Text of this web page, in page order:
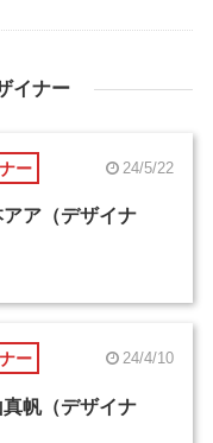
イナー
ー 24/5/22
ア（デザイナ
ー 24/4/10
帆（デザイナ